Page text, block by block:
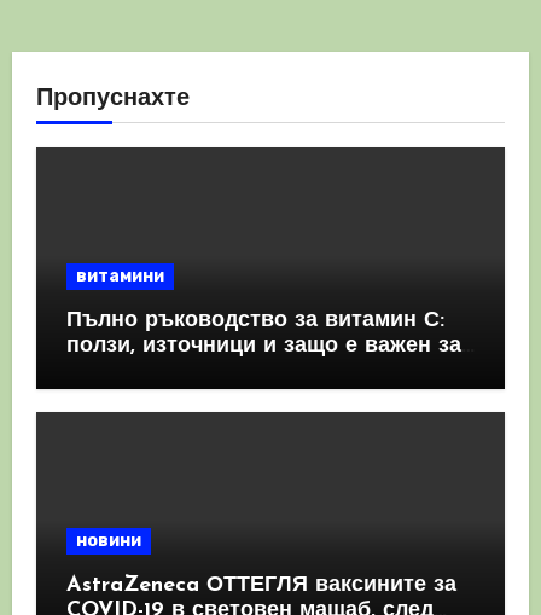
Пропуснахте
витамини
Пълно ръководство за витамин С:
ползи, източници и защо е важен за
новини
AstraZeneca ОТТЕГЛЯ ваксините за